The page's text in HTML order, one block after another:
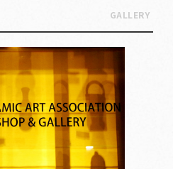
GALLERY